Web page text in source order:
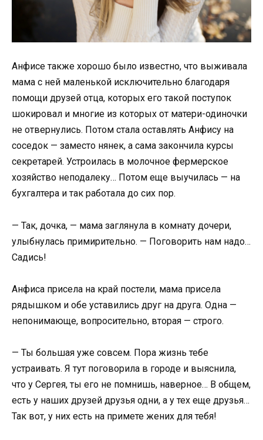
Анфисе также хорошо было известно, что выживала
мама с ней маленькой исключительно благодаря
помощи друзей отца, которых его такой поступок
шокировал и многие из которых от матери-одиночки
не отвернулись. Потом стала оставлять Анфису на
соседок — заместо нянек, а сама закончила курсы
секретарей. Устроилась в молочное фермерское
хозяйство неподалеку… Потом еще выучилась — на
бухгалтера и так работала до сих пор.
— Так, дочка, — мама заглянула в комнату дочери,
улыбнулась примирительно. — Поговорить нам надо…
Садись!
Анфиса присела на край постели, мама присела
рядышком и обе уставились друг на друга. Одна —
непонимающе, вопросительно, вторая — строго.
— Ты большая уже совсем. Пора жизнь тебе
устраивать. Я тут поговорила в городе и выяснила,
что у Сергея, ты его не помнишь, наверное… В общем,
есть у наших друзей друзья одни, а у тех еще друзья…
Так вот, у них есть на примете жених для тебя!